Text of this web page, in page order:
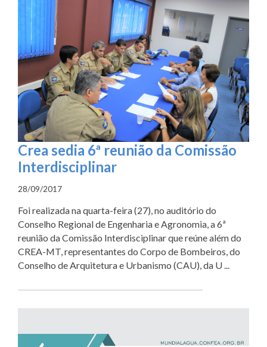
Crea sedia 6ª reunião da Comissão
Interdisciplinar
28/09/2017
Foi realizada na quarta-feira (27), no auditório do
Conselho Regional de Engenharia e Agronomia, a 6ª
reunião da Comissão Interdisciplinar que reúne além do
CREA-MT, representantes do Corpo de Bombeiros, do
Conselho de Arquitetura e Urbanismo (CAU), da U ...